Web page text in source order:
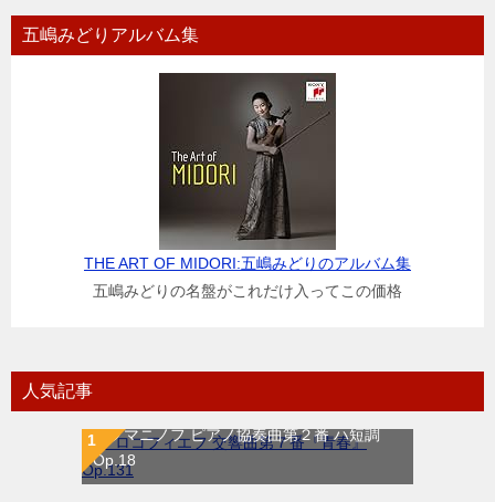
五嶋みどりアルバム集
THE ART OF MIDORI:五嶋みどりのアルバム集
五嶋みどりの名盤がこれだけ入ってこの価格
人気記事
ラフマニノフ ピアノ協奏曲第２番 ハ短調
Op.18